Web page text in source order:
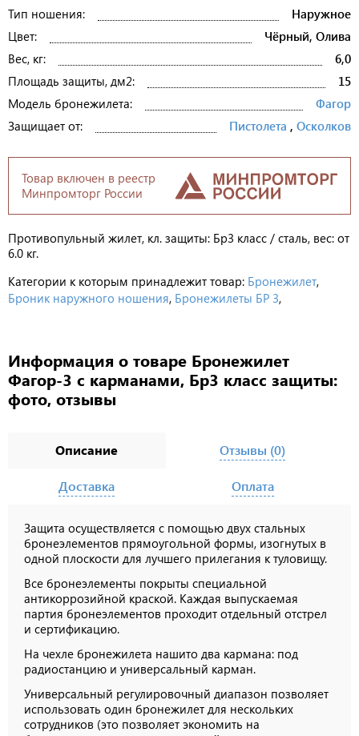
Тип ношения:
Наружное
Цвет:
Чёрный, Олива
Вес, кг:
6,0
Площадь защиты, дм2:
15
Модель бронежилета:
Фагор
Защищает от:
Пистолета , Осколков
Товар включен в реестр
Минпромторг России
Противопульный жилет, кл. защиты: Бр3 класс / сталь, вес: от
6.0 кг.
Категории к которым принадлежит товар: Бронежилет,
Броник наружного ношения, Бронежилеты БР 3,
Информация о товаре Бронежилет
Фагор-3 с карманами, Бр3 класс защиты:
фото, отзывы
Описание
Защита осуществляется с помощью двух стальных
бронеэлементов прямоугольной формы, изогнутых в
одной плоскости для лучшего прилегания к туловищу.
Все бронеэлементы покрыты специальной
антикоррозийной краской. Каждая выпускаемая
партия бронеэлементов проходит отдельный отстрел
и сертификацию.
На чехле бронежилета нашито два кармана: под
радиостанцию и универсальный карман.
Универсальный регулировочный диапазон позволяет
использовать один бронежилет для нескольких
сотрудников (это позволяет экономить на
Отзывы (0)
Доставка Оплата